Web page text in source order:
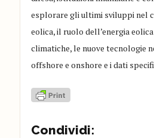
esplorare gli ultimi sviluppi nel
eolica, il ruolo dell’energia
climatiche, le nuove tecnologie
offshore e onshore e i dati
Condividi: